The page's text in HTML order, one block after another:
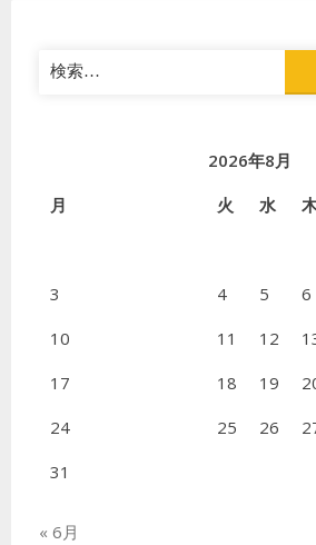
検
索:
2026年8月
月
火 水
3
4 5 6
10
11 12
17
18 19
24
25 26
31
« 6月